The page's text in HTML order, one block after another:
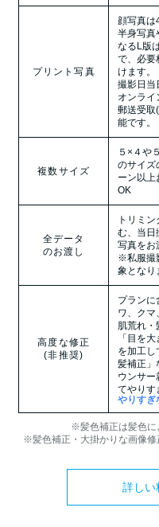
プリント写真
顔写真は
半身写真
なるL版
で、必要
けます。
撮影日当
オンライ
郵送受取
能です。
複数サイズ
５×４や
のサイズ
ーン以
OK
全データ
のお渡し
トリミ
む、当日
写真をお
※私服撮
象となり
高度な修正
(非推奨)
プランに
ワ、クマ
肌荒れ・
「目を
を加工し
髪補正」
ウンサー
てやりす
やりすぎ
※髪色補正は髪色に
※髪色補正・大掛かりな画像修
詳しい